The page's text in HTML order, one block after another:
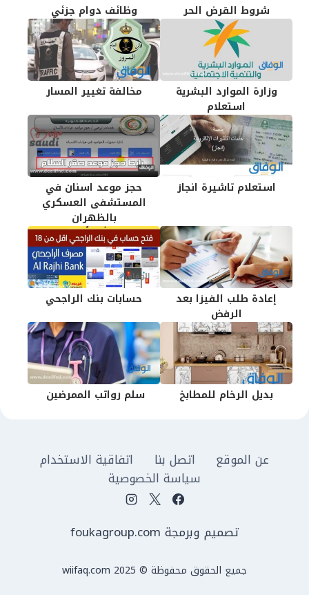
شروط القرض الحر وظائف دوام جزئي
وزارة الموارد البشرية
استعلام
مخالفة تغيير المسار
استعلام تاشيرة انجاز
حجز موعد اسنان في
المستشفى العسكري
بالظهران
إعادة طلب الفيزا بعد
الرفض
حسابات بنك الراجحي
بديل الرخام للمطابخ سلم رواتب الممرضين
عن الموقع اتصل بنا
اتفاقية الاستخدام
سياسة الخصوصية
تصميم وبرمجة foukagroup.com
جميع الحقوق محفوظة © wiifaq.com 2025